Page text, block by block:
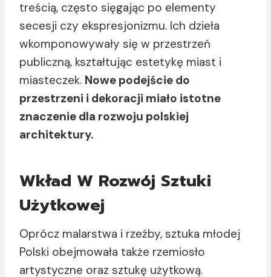
treścią, często sięgając po elementy
secesji czy ekspresjonizmu. Ich dzieła
wkomponowywały się w przestrzeń
publiczną, kształtując estetykę miast i
miasteczek. Nowe podejście do
przestrzeni i dekoracji miało istotne
znaczenie dla rozwoju polskiej
architektury.
Wkład W Rozwój Sztuki
Użytkowej
Oprócz malarstwa i rzeźby, sztuka młodej
Polski obejmowała także rzemiosło
artystyczne oraz sztukę użytkową.